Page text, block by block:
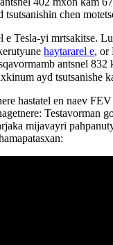
tsutsanishin chen
e Tesla-yi mrtsakitse.
haytararel e, or
antsnel 832
ayd tsutsanishe
hastatel en naev
Testavorman
mijavayri